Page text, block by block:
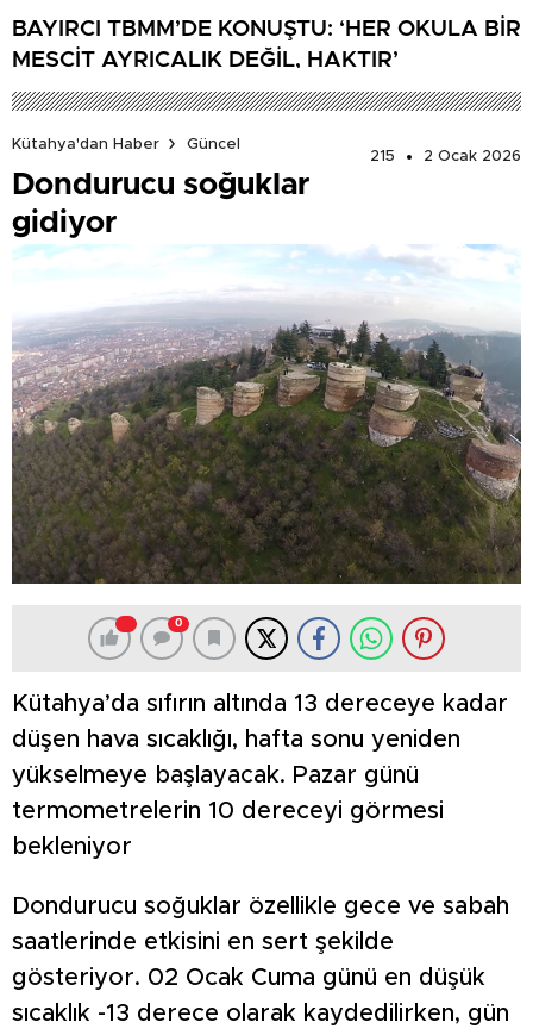
BAYIRCI TBMM’DE KONUŞTU: ‘HER OKULA BİR
MESCİT AYRICALIK DEĞİL, HAKTIR’
Kütahya'dan Haber
Güncel
215
2 Ocak 2026
Dondurucu soğuklar
gidiyor
0
Kütahya’da sıfırın altında 13 dereceye kadar
düşen hava sıcaklığı, hafta sonu yeniden
yükselmeye başlayacak. Pazar günü
termometrelerin 10 dereceyi görmesi
bekleniyor
Dondurucu soğuklar özellikle gece ve sabah
saatlerinde etkisini en sert şekilde
gösteriyor. 02 Ocak Cuma günü en düşük
sıcaklık -13 derece olarak kaydedilirken, gün